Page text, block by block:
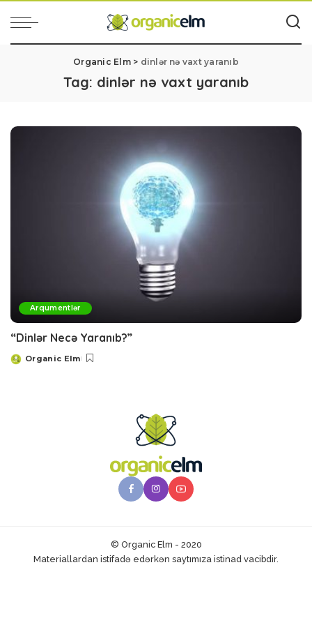
Organic Elm> dinlər nə vaxt yaranıb
Tag: dinlər nə vaxt yaranıb
Arqumentlər
“Dinlər Necə Yaranıb?”
Posted
Organic Elm
© Organic Elm - 2020
Materiallardan istifadə edərkən saytımıza istinad vacibdir.